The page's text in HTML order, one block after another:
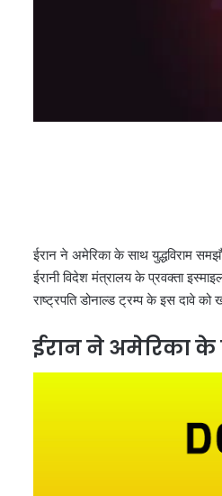
ईरान ने अमेरिका के साथ युद्धविराम
ईरानी विदेश मंत्रालय के प्रवक्ता
राष्ट्रपति डोनाल्ड ट्रम्प के इस दावे
ईरान ने अमेरिका के